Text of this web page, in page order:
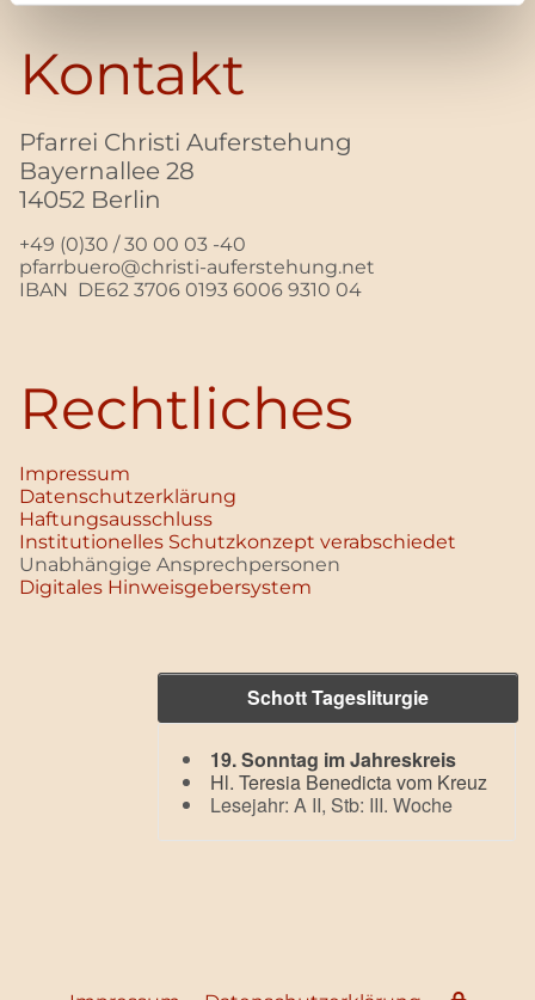
Kontakt
Pfarrei Christi Auferstehung
Bayernallee 28
14052 Berlin
+49 (0)30 / 30 00 03 -40
pfarrbuero@christi-auferstehung.net
IBAN DE62 3706 0193 6006 9310 04
Rechtliches
Impressum
Datenschutz­erklärung
Haftungsausschluss
Institutionelles Schutzkonzept verabschiedet
Unabhängige Ansprechpersonen
Digitales Hinweisgebersystem
Schott Tagesliturgie
19. Sonntag im Jahreskreis
Hl. Teresia Benedicta vom Kreuz
Lesejahr: A II, Stb: III. Woche